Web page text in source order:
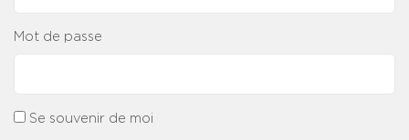
Mot de passe
Se souvenir de moi